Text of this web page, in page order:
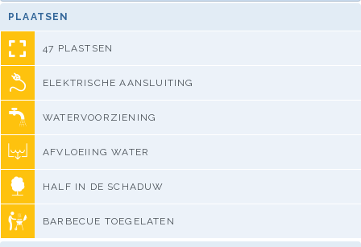
PLAATSEN
47 PLASTSEN
ELEKTRISCHE AANSLUITING
WATERVOORZIENING
AFVLOEIING WATER
HALF IN DE SCHADUW
BARBECUE TOEGELATEN